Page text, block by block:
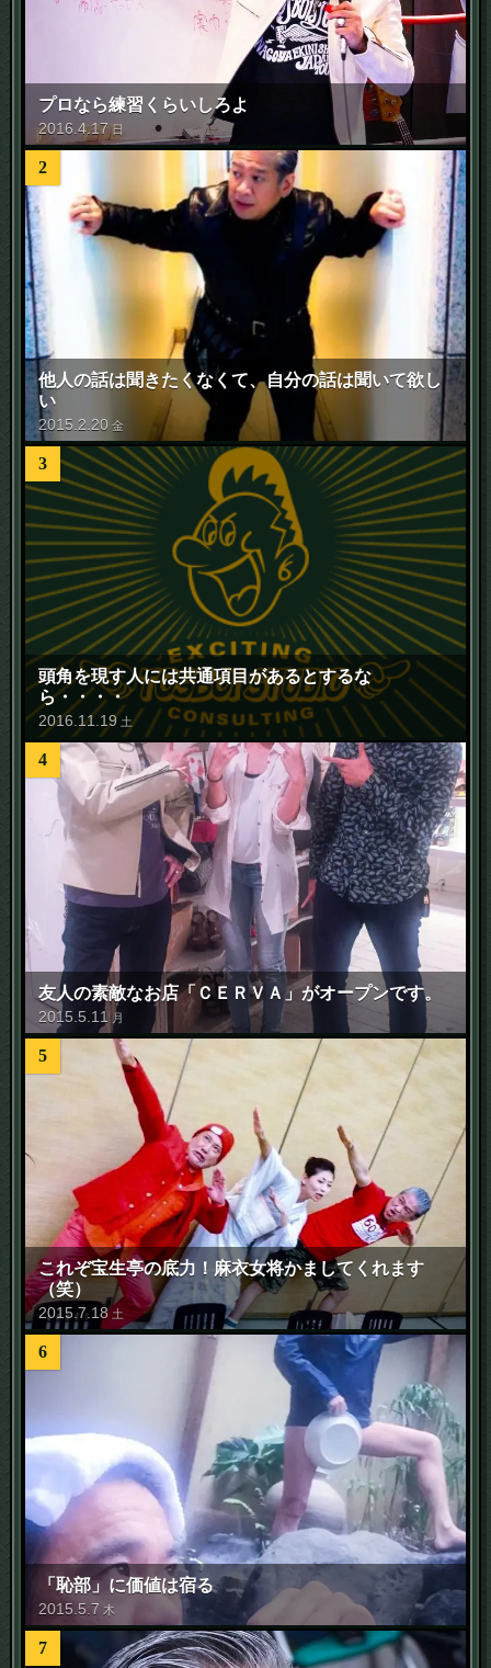
プロなら練習くらいしろよ
2016 .4.17 日
2
他人の話は聞きたくなくて、自分の話は聞いて欲し
い
2015 2 20 金
3
頭角を現す人には共通項目があるとするな
ら・・・・
2016 11 19 土
4
友人の素敵なお店「ＣＥＲＶＡ」がオープンです。
2015 5 11 月
5
これぞ宝生亭の底力！麻衣女将かましてくれます
（笑）
2015.7. 18 土
6
「恥部」に価値は宿る
2015 5 .7 木
7